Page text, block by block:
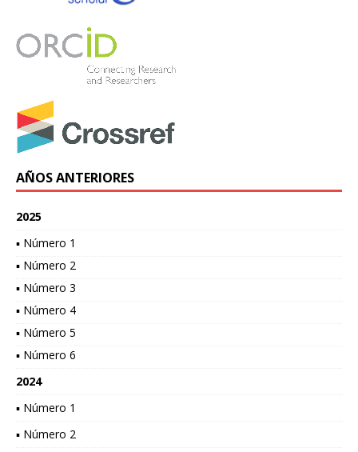
AÑOS ANTERIORES
2025
▪ Número 1
▪ Número 2
▪ Número 3
▪ Número 4
▪ Número 5
▪ Número 6
2024
▪ Número 1
▪ Número 2